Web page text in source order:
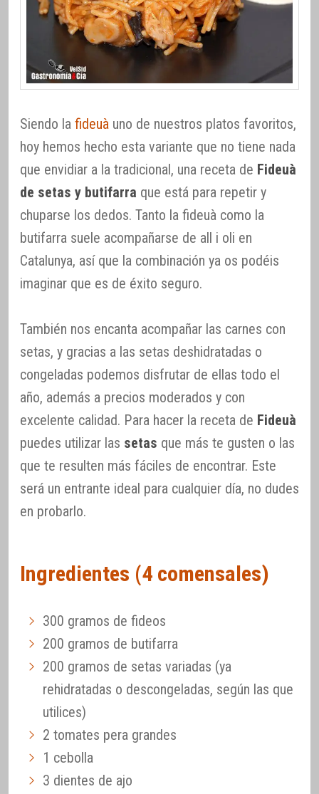
Siendo la fideuà uno de nuestros platos favoritos,
hoy hemos hecho esta variante que no tiene nada
que envidiar a la tradicional, una receta de Fideuà
de setas y butifarra que está para repetir y
chuparse los dedos. Tanto la fideuà como la
butifarra suele acompañarse de all i oli en
Catalunya, así que la combinación ya os podéis
imaginar que es de éxito seguro.
También nos encanta acompañar las carnes con
setas, y gracias a las setas deshidratadas o
congeladas podemos disfrutar de ellas todo el
año, además a precios moderados y con
excelente calidad. Para hacer la receta de Fideuà
puedes utilizar las setas que más te gusten o las
que te resulten más fáciles de encontrar. Este
será un entrante ideal para cualquier día, no dudes
en probarlo.
Ingredientes (4 comensales)
300 gramos de fideos
200 gramos de butifarra
200 gramos de setas variadas (ya
rehidratadas o descongeladas, según las que
utilices)
2 tomates pera grandes
1 cebolla
3 dientes de ajo